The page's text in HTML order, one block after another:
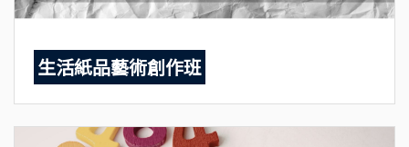
生活紙品藝術創作班